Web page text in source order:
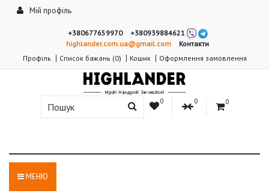
Мій профіль
+380677659970
+380939884621
highlander.com.ua@gmail.com
Контакти
Профіль
Список бажань (0) Кошик Оформлення замовлення
0 0 0
МЕНЮ